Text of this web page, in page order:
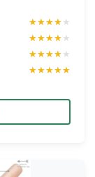
★★★★★
★★★★★
★★★★★
★★★★★
★★★★★
★★★★★
★★★★★
★★★★★